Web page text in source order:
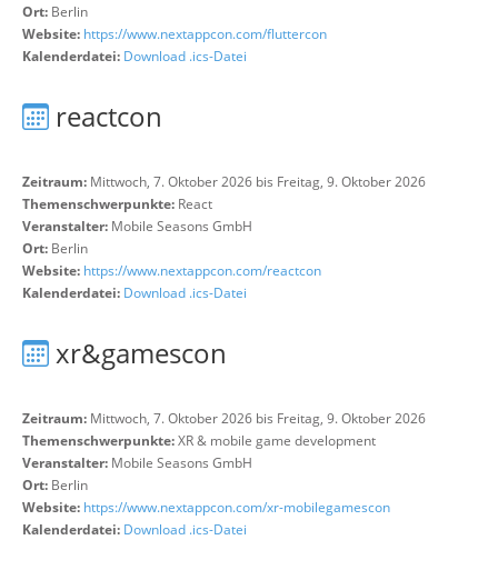
Ort: Berlin
Website: https://www.nextappcon.com/fluttercon
Kalenderdatei: Download .ics-Datei
reactcon
Zeitraum: Mittwoch, 7. Oktober 2026 bis Freitag, 9. Oktober 2026
Themenschwerpunkte: React
Veranstalter: Mobile Seasons GmbH
Ort: Berlin
Website: https://www.nextappcon.com/reactcon
Kalenderdatei: Download .ics-Datei
xr&gamescon
Zeitraum: Mittwoch, 7. Oktober 2026 bis Freitag, 9. Oktober 2026
Themenschwerpunkte:XR & mobile game development
Veranstalter: Mobile Seasons GmbH
Ort: Berlin
Website: https://www.nextappcon.com/xr-mobilegamescon
Kalenderdatei: Download .ics-Datei